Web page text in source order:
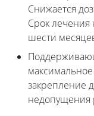
Снижается
Срок
шести
закрепление
недопущения